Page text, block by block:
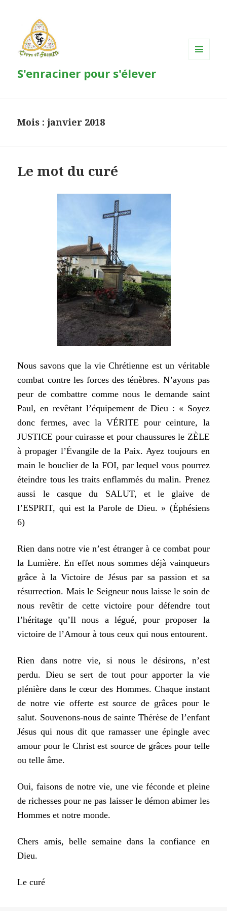
S'enraciner pour s'élever
Mois : janvier 2018
Le mot du curé
Nous savons que la vie Chrétienne est un véritable
combat contre les forcesdes ténèbres. N’ayons pas
peur de combattre comme nous le demande saint
Paul, en revêtant l’équipement de Dieu : « Soyez
donc fermes, avec la VÉRITE pour ceinture, la
JUSTICE pourcuirasse et pour chaussures le ZÈLE
à propager l’Évangile de la Paix.Ayez toujours en
main le bouclier de la FOI, par lequel vous pourrez
éteindre tous les traits enflammés du malin. Prenez
aussi le casque du SALUT, etle glaive de
l’ESPRIT, qui est la Parole de Dieu. » (Éphésiens
6)
Rien dans notre vie n’est étranger à ce combat pour
la Lumière. En effetnous sommes déjà vainqueurs
grâce à la Victoire de Jésus par sa passion et sa
résurrection. Mais le Seigneur nous laisse le soin de
nous revêtir de cettevictoire pour défendre tout
l’héritage qu’Il nous a légué, pour proposer la
victoirede l’Amour à tous ceux qui nous entourent.
Rien dans notre vie, si nous le désirons, n’est
perdu. Dieu se sert de tout pour apporter la vie
plénière dans le cœur des Hommes. Chaque instant
de notrevie offerte est source de grâces pour le
salut. Souvenons-nous de sainte Thérèsede l’enfant
Jésus qui nous dit que ramasser une épingle avec
amour pourle Christ est source de grâces pour telle
ou telle âme.
Oui, faisons de notre vie, une vie féconde et pleine
de richesses pourne pas laisser le démon abimer les
Hommes et notre monde.
Chers amis, belle semaine dans la confiance en
Dieu.
Le curé